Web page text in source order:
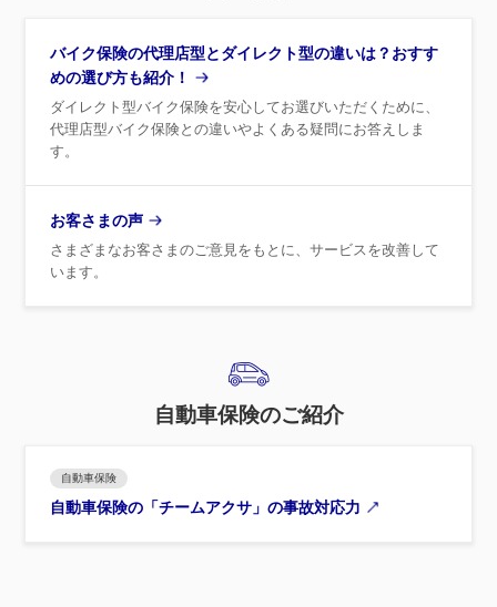
バイク保険の代理店型とダイレクト型の違いは？おすす
めの選び方も紹介！
ダイレクト型バイク保険を安心してお選びいただくために、
代理店型バイク保険との違いやよくある疑問にお答えしま
す。
お客さまの声
さまざまなお客さまのご意見をもとに、サービスを改善して
います。
自動車保険のご紹介
自動車保険
自動車保険の「チームアクサ」の事故対応力